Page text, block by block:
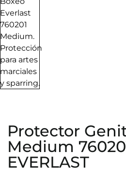
Protector
Medium
EVERLAST